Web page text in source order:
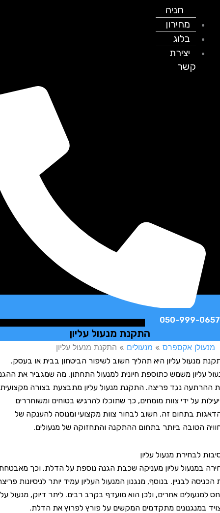
חניה
מחירון
בלוג
יצירת
קשר
050-999-
התקנת מנעול עליון
אקספרס»מנעולים»התקנת מנעול עליון
עליון היא תהליך חשוב לשיפור הביטחון בבית או בעסק.
משמש כתוספת חיונית למנעול התחתון, מה שמגביר את ההגנה
נגד פריצה. התקנת מנעול עליון מתבצעת בצורה מקצועית
על ידי צוות מומחים, כך שתוכלו להרגיש בטוחים ומשוחררים
בתחום זה. חשוב לבחור צוות מקצועי ומנוסה להענקה של
הטובה ביותר בתחום ההתקנה והתחזוקה של מנעולים.
מנעול עליון
עליון מעניקה שכבת הגנה נוספת על הדלת, וכך מאבטחת
לבניין. בנוסף, מנגנון המנעול העליון עמיד יותר לניסיונות פריצה
אחרים, ולכן הוא מועדף בקרב רבים. ליתר דיוק, מנעול עליון
מתקדמים המקשים על פורץ לפרוץ את הדלת.